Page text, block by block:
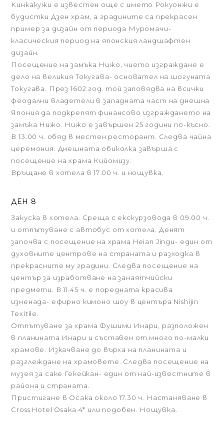
Кинкакужи е известен още с името Рокуонжи е
будистки Дзен храм, а градините са прекрасен
пример за дизайн от периода Муромачи-
класическия период на японския ландшафтен
дизайн.
Посещение на замъка Нижо, чието изграждане е
дело на великия Токугава- основател на шогуната
Токугава. През 1602 год. той заповядва на всички
феодални владетели в западната част на днешна
Япония да подкрепят финансово изграждането на
замъка Нижо. Нижо е завършен 25 години по-късно.
В 13.00 ч. обяд в местен ресторант. Следва чайна
церемония. Днешната обиколка завърша с
посещение на храма Кийомизу.
Връщане в хотела в 17.00 ч. и нощувка.
ДЕН 8
Закуска в хотела. Среща с екскурзовода в 09.00 ч.
и отпътуване с автобус от хотела. Денят
започва с посещение на храма Heian Jingu- един от
духовните центрове на страната и разходка в
прекрасните му градини. Следва посещение на
център за изработване на занаятчийски
предмети. В 11.45 ч. е поредната красива
изненада- ефирно кимоно шоу в центъра Nishijin
Texitile.
Отпътуване за храма Фушими Инари, разположен
в планината Инари и съставен от много по-малки
храмове. Изкачване до върха на планината и
разглеждане на храмовете. Следва посещение на
музея за саке Гекейкан- един от най-известните в
района и страната.
Пристигане в Осака около 17.30 ч. Настаняване в
Cross Hotel Osaka 4* или подобен. Нощувка.